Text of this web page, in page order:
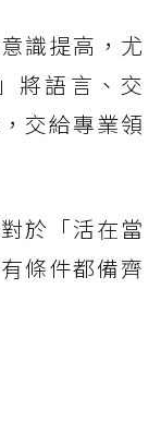
識提高，尤
將語言、交
交給專業領
於「活在當
條件都備齊